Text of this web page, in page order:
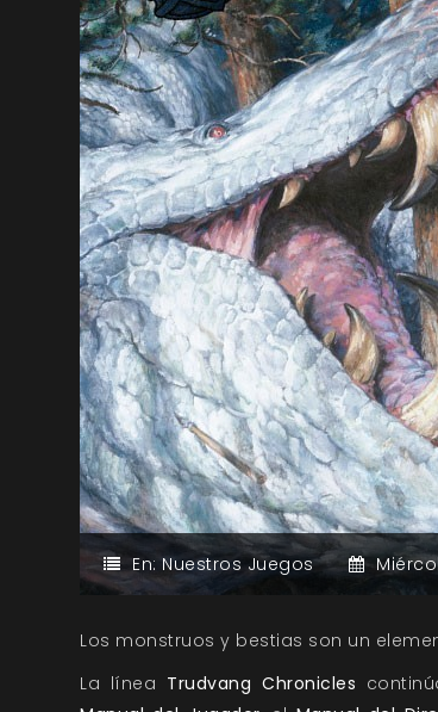
En: Nuestros Juegos
Los monstruos y bestias son un
La línea Trudvang Chronicles